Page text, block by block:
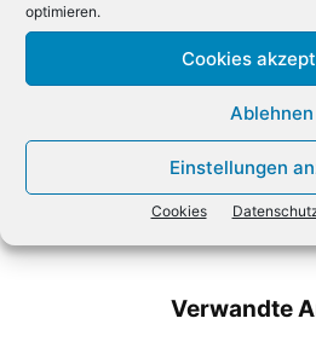
optimieren.
Cookies
Ablehnen
Einstellungen
Cookies
Apple: Rennen mit Nvidia
Verwandte